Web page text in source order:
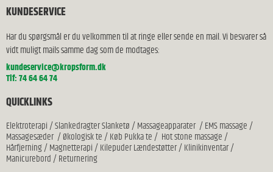
KUNDESERVICE
Har du spørgsmål er du velkommen til at ringe eller sende en mail. Vi besvarer så
vidt muligt mails samme dag som de modtages:
kundeservice@kropsform.dk
Tlf: 74 64 64 74
QUICKLINKS
Elektroterapi/Slankedragter Slanketø/Massageapparater/EMS massage/
Massagesæder/Økologisk te/Køb Pukka te/ Hot stone massage/
Hårfjerning/Magnetterapi/Kilepuder Lændestøtter/Klinikinventar/
Manicurebord/Returnering